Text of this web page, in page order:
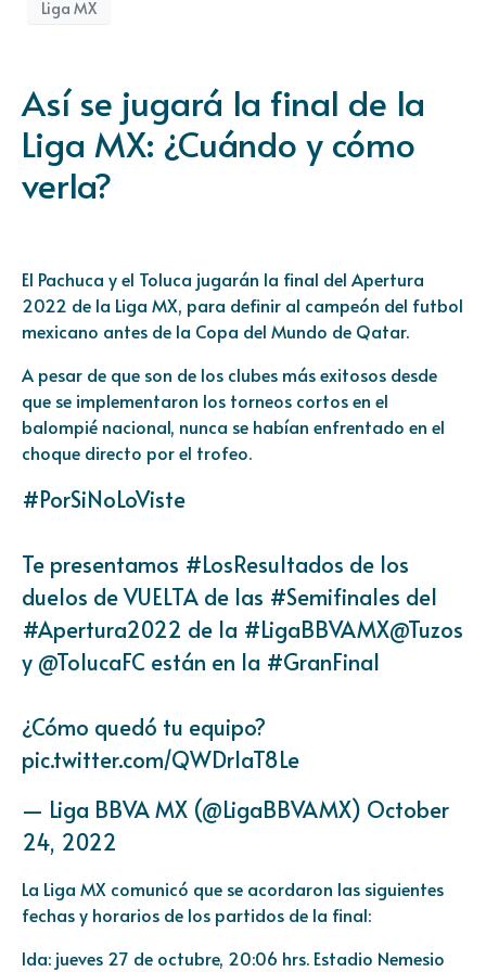
Liga MX
Así se jugará la final de la
Liga MX: ¿Cuándo y cómo
verla?
El Pachuca y el Toluca jugarán la final del Apertura
2022 de la Liga MX, para definir al campeón del futbol
mexicano antes de la Copa del Mundo de Qatar.
A pesar de que son de los clubes más exitosos desde
que se implementaron los torneos cortos en el
balompié nacional, nunca se habían enfrentado en el
choque directo por el trofeo.
#PorSiNoLoViste
Te presentamos #LosResultados de los
duelos de VUELTA de las #Semifinales del
#Apertura2022 de la #LigaBBVAMX@Tuzos
y @TolucaFC están en la #GranFinal
¿Cómo quedó tu equipo?
pic.twitter.com/QWDrIaT8Le
— Liga BBVA MX (@LigaBBVAMX) October
24, 2022
La Liga MX comunicó que se acordaron las siguientes
fechas y horarios de los partidos de la final:
Ida: jueves 27 de octubre, 20:06 hrs. Estadio Nemesio